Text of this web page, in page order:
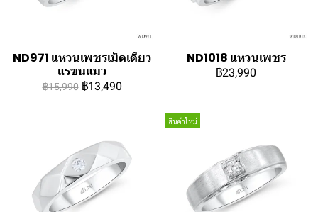
ND971 แหวนเพชรเม็ดเดียว
แรขนแมว
฿15,990 ฿13,490
ND1018 แหวนเพชร
฿23,990
สินค้าใหม่